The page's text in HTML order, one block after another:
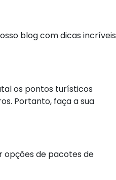
blog com dicas incríveis
os pontos turísticos
Portanto, faça a sua
opções de pacotes de